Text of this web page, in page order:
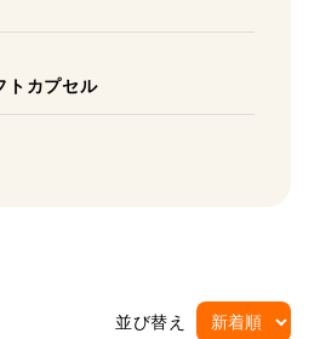
トカプセル
並び替え